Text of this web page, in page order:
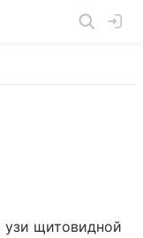
щитовидной